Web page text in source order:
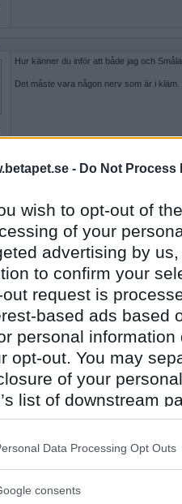
- Do Not Process
wish to opt-out of
of your
advertising by
to confirm your
request is
based ads based
personal
opt-out. You may
of your
list of downstream
be disclosed by us
Participants
note that this
Data Processing Opt Outs
consents
Hur känner du inför att både jag och
Det måste vara någon nerv som är i kläm.
måste vara försiktig med vart fingrarna
Har du spelat mungiga halva natten nu
Med lite socker i koppen så går medicinen